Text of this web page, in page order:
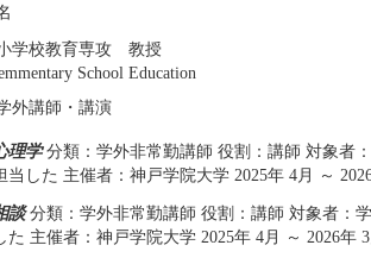
学校教育専攻 教授
School Education
外講師・講演
理学分類：学外非常勤講師 役割：講師 対象者
当した 主催者：神戸学院大学 2025年 4月 ～
談分類：学外非常勤講師 役割：講師 対象者：
た 主催者：神戸学院大学 2025年 4月 ～ 2026年